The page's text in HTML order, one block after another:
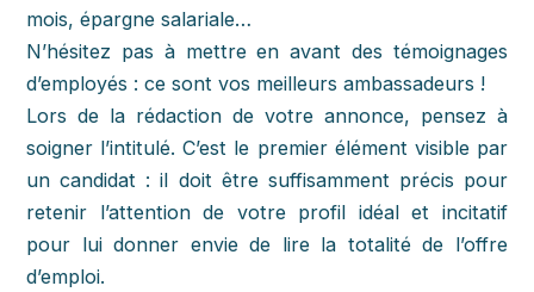
mois, épargne salariale…
N’hésitez pas à mettre en avant des témoignages
d’employés : ce sont vos meilleurs ambassadeurs !
Lors de la rédaction de votre annonce, pensez à
soigner l’intitulé. C’est le premier élément visible par
un candidat : il doit être suffisamment précis pour
retenir l’attention de votre profil idéal et incitatif
pour lui donner envie de lire la totalité de l’offre
d’emploi.